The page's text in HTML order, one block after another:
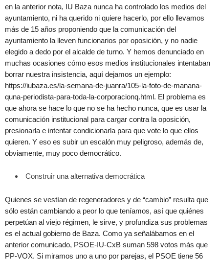
en la anterior nota, IU Baza nunca ha controlado los medios del
ayuntamiento, ni ha querido ni quiere hacerlo, por ello llevamos
más de 15 años proponiendo que la comunicación del
ayuntamiento la lleven funcionarios por oposición, y no nadie
elegido a dedo por el alcalde de turno. Y hemos denunciado en
muchas ocasiones cómo esos medios institucionales intentaban
borrar nuestra insistencia, aquí dejamos un ejemplo:
https://iubaza.es/la-semana-de-juanra/105-la-foto-de-manana-
quna-periodista-para-toda-la-corporacionq.html. El problema es
que ahora se hace lo que no se ha hecho nunca, que es usar la
comunicación institucional para cargar contra la oposición,
presionarla e intentar condicionarla para que vote lo que ellos
quieren. Y eso es subir un escalón muy peligroso, además de,
obviamente, muy poco democrático.
Construir una alternativa democrática
Quienes se vestían de regeneradores y de “cambio” resulta que
sólo están cambiando a peor lo que teníamos, así que quiénes
perpetúan al viejo régimen, le sirve, y profundiza sus problemas
es el actual gobierno de Baza. Como ya señalábamos en el
anterior comunicado, PSOE-IU-CxB suman 598 votos más que
PP-VOX. Si miramos uno a uno por parejas, el PSOE tiene 56